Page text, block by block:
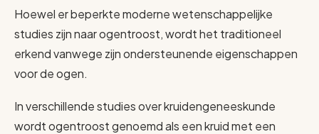
Hoewel er beperkte moderne wetenschappelijke
studies zijn naar ogentroost, wordt het traditioneel
erkend vanwege zijn ondersteunende eigenschappen
voor de ogen.
In verschillende studies over kruidengeneeskunde
wordt ogentroost genoemd als een kruid met een